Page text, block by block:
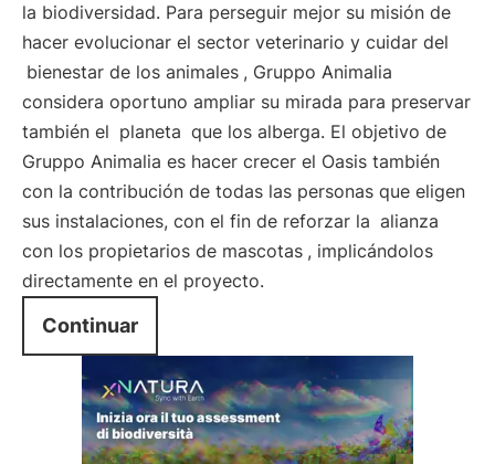
la biodiversidad. Para perseguir mejor su misión de
hacer evolucionar el sector veterinario y cuidar del
bienestar de los animales , Gruppo Animalia
considera oportuno ampliar su mirada para preservar
también el planeta que los alberga. El objetivo de
Gruppo Animalia es hacer crecer el Oasis también
con la contribución de todas las personas que eligen
sus instalaciones, con el fin de reforzar la alianza
con los propietarios de mascotas , implicándolos
directamente en el proyecto.
Continuar